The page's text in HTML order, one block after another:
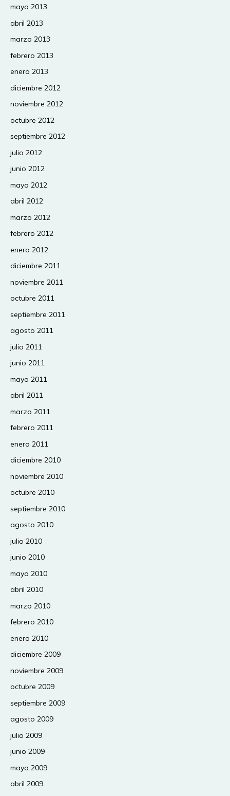
mayo 2013
abril 2013
marzo 2013
febrero 2013
enero 2013
diciembre 2012
noviembre 2012
octubre 2012
septiembre 2012
julio 2012
junio 2012
mayo 2012
abril 2012
marzo 2012
febrero 2012
enero 2012
diciembre 2011
noviembre 2011
octubre 2011
septiembre 2011
agosto 2011
julio 2011
junio 2011
mayo 2011
abril 2011
marzo 2011
febrero 2011
enero 2011
diciembre 2010
noviembre 2010
octubre 2010
septiembre 2010
agosto 2010
julio 2010
junio 2010
mayo 2010
abril 2010
marzo 2010
febrero 2010
enero 2010
diciembre 2009
noviembre 2009
octubre 2009
septiembre 2009
agosto 2009
julio 2009
junio 2009
mayo 2009
abril 2009